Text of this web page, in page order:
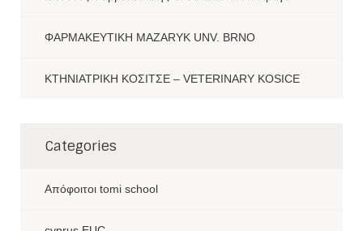
ΦΑΡΜΑΚΕΥΤΙΚΗ MAZARYK UNV. BRNO
ΚΤΗΝΙΑΤΡΙΚΗ ΚΟΣΙΤΣΕ – VETERINARY KOSICE
Categories
Aπόφοιτοι tomi school